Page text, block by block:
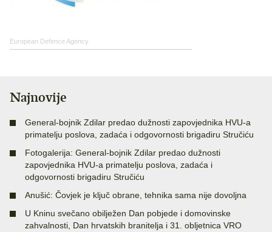
European Defence Agency
Najnovije
General-bojnik Zdilar predao dužnosti zapovjednika HVU-a
primatelju poslova, zadaća i odgovornosti brigadiru Stručiću
Fotogalerija: General-bojnik Zdilar predao dužnosti
zapovjednika HVU-a primatelju poslova, zadaća i
odgovornosti brigadiru Stručiću
Anušić: Čovjek je ključ obrane, tehnika sama nije dovoljna
U Kninu svečano obilježen Dan pobjede i domovinske
zahvalnosti, Dan hrvatskih branitelja i 31. obljetnica VRO